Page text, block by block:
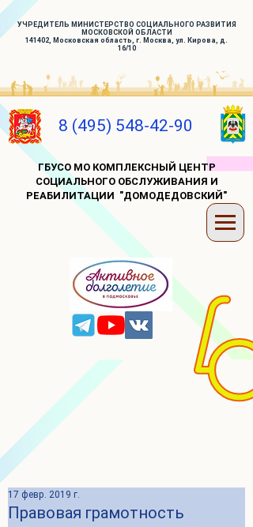
УЧРЕДИТЕЛЬ МИНИСТЕРСТВО СОЦИАЛЬНОГО РАЗВИТИЯ
МОСКОВСКОЙ ОБЛАСТИ
141402, Московская область, г. Москва, ул. Кирова, д.
16/10
8 (495) 548-42-90
ГБУСО МО КОМПЛЕКСНЫЙ ЦЕНТР
СОЦИАЛЬНОГО ОБСЛУЖИВАНИЯ И
РЕАБИЛИТАЦИИ "ДОМОДЕДОВСКИЙ"
Правовая грамотность
17 февр. 2019 г.